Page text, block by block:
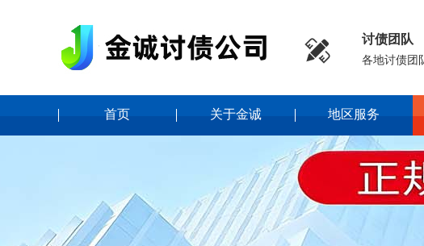
 讨债团队
各地讨债团
首页 关于金诚 地区服务